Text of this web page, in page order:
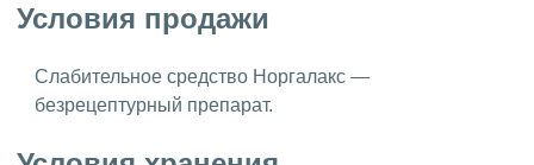
Условия продажи
Слабительное средство Норгалакс —
безрецептурный препарат.